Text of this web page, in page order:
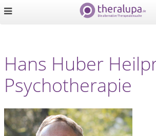
Hans Huber
Psychotherapie